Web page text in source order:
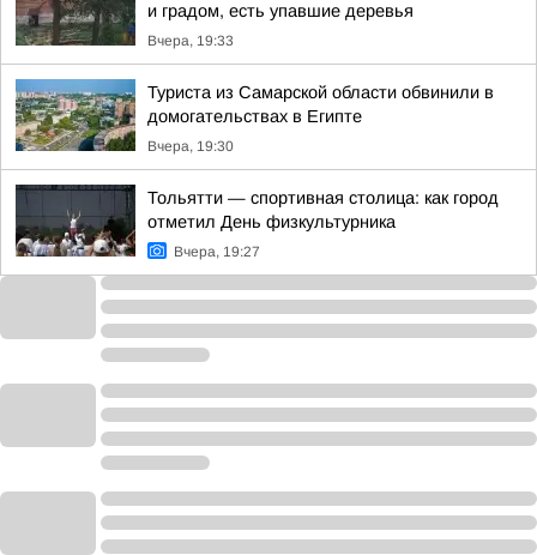
и градом, есть упавшие деревья
Вчера, 19:33
Туриста из Самарской области обвинили в
домогательствах в Египте
Вчера, 19:30
Тольятти — спортивная столица: как город
отметил День физкультурника
Вчера, 19:27